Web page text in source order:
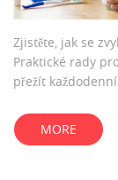
Zjistěte, jak se
Praktické rady
přežít
MORE